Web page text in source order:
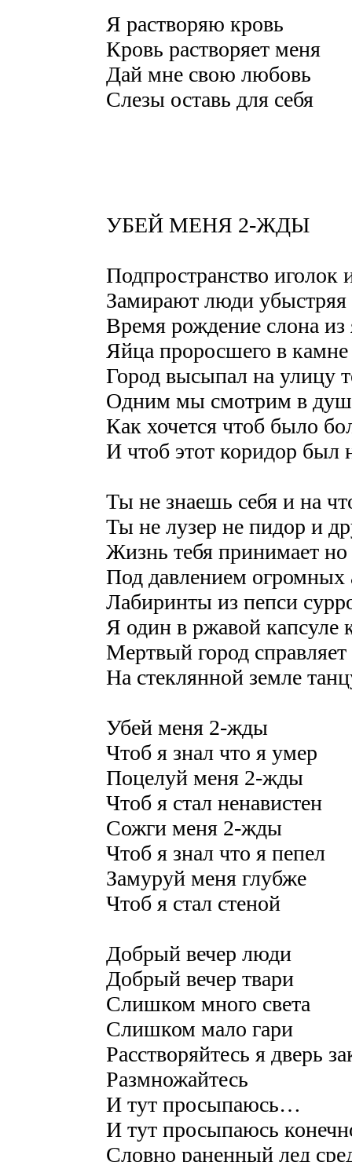
Я растворяю кровь
Кровь растворяет меня
Дай мне свою любовь
Слезы оставь для себя
УБЕЙ МЕНЯ 2-ЖДЫ
Подпространство иголок
Замирают люди убыстряя
Время рождение слона из
Яйца проросшего в камне
Город высыпал на улицу
Одним мы смотрим в
Как хочется чтоб было
И чтоб этот коридор
Ты не знаешь себя и на
Ты не лузер не пидор и
Жизнь тебя принимает
Под давлением огромных
Лабиринты из пепси
Я один в ржавой капсуле
Мертвый город
На стеклянной земле
Убей меня 2-жды
Чтоб я знал что я умер
Поцелуй меня 2-жды
Чтоб я стал ненавистен
Сожги меня 2-жды
Чтоб я знал что я пепел
Замуруй меня глубже
Чтоб я стал стеной
Добрый вечер люди
Добрый вечер твари
Слишком много света
Слишком мало гари
Расстворяйтесь я дверь
Размножайтесь
И тут просыпаюсь…
И тут просыпаюсь
Словно раненный лед